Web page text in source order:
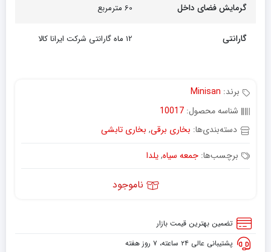
گرمایش فضای داخل
گارانتی
برند: Minisan
شناسه محصول: 10017
دسته‌بندی‌ها: بخاری برقی, بخاری تابشی
برچسب‌ها: جمعه سیاه,یلدا
ناموجود
تضمین بهترین قیمت بازار
پشتیبانی عالی ۲۴ ساعته، ۷ روز هفته